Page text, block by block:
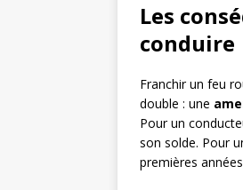
Les
conduire
Franchir un feu
double : une
Pour un
son solde. Pour
premières